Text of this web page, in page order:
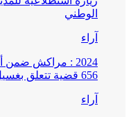
الوطني
آراء
2024 : مراكش
656 قضية تتعلق بغسيل الأموال
آراء